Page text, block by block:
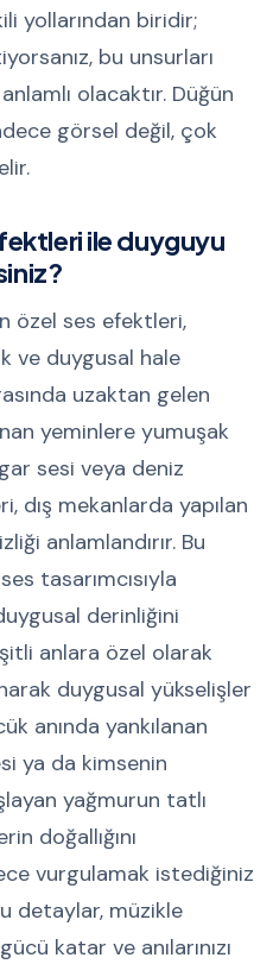
yollarından biridir;
bu unsurları
olacaktır. Düğün
görsel değil, çok
ile duyguyu
özel ses efektleri,
ve duygusal hale
uzaktan gelen
yeminlere yumuşak
sesi veya deniz
dış mekanlarda yapılan
anlamlandırır. Bu
tasarımcısıyla
derinliğini
anlara özel olarak
duygusal yükselişler
anında yankılanan
ya da kimsenin
yağmurun tatlı
doğallığını
vurgulamak istediğiniz
detaylar, müzikle
katar ve anılarınızı